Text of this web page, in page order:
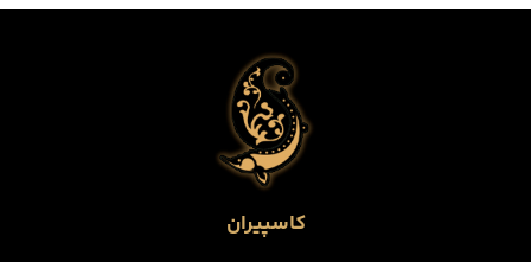
کاسپیران